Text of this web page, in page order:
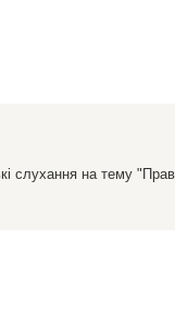
слухання на тему